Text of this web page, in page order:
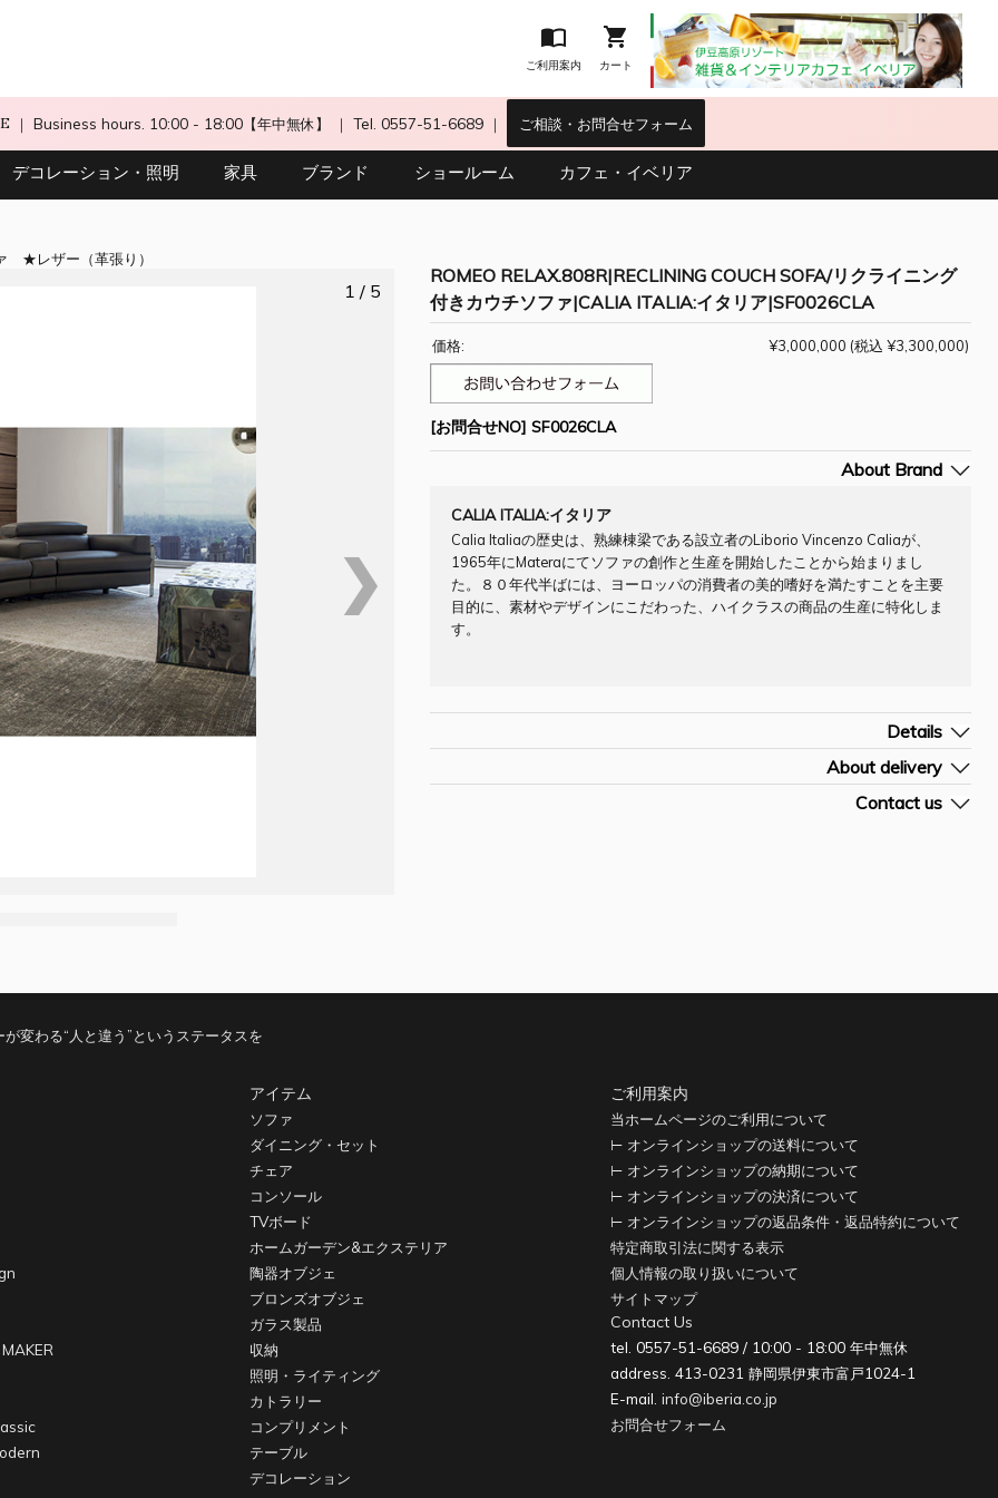

ご利用案内

カート
｜ Business hours. 10:00 - 18:00【年中無休】 ｜ Tel. 0557-51-6689｜ ご相談・お問合せフォーム
デコレーション・照明 家具 ブランド ショールーム カフェ・イベリア
レザー（革張り）
ROMEO RELAX.808R|RECLINING COUCH SOFA/リクライニング
付きカウチソファ|CALIA ITALIA:イタリア|SF0026CLA
価格: ¥3,000,000 (税込 ¥3,300,000)
1 / 5
❯
[お問合せNO] SF0026CLA
About Brand
CALIA ITALIA:イタリア
Calia Italiaの歴史は、熟練棟梁である設立者のLiborio Vincenzo Caliaが、
1965年にMateraにてソファの創作と生産を開始したことから始まりまし
た。８０年代半ばには、ヨーロッパの消費者の美的嗜好を満たすことを主要
目的に、素材やデザインにこだわった、ハイクラスの商品の生産に特化しま
す。
Details
[原産国] イタリア
About delivery
Contact us
変わる“人と違う”というステータスを
アイテム
ソファ
ダイニング・セット
チェア
コンソール
TVボード
ホームガーデン&エクステリア
陶器オブジェ
ブロンズオブジェ
ガラス製品
収納
照明・ライティング
カトラリー
コンプリメント
テーブル
デコレーション
ご利用案内
当ホームページのご利用について
⊢ オンラインショップの送料について
⊢ オンラインショップの納期について
⊢ オンラインショップの決済について
⊢ オンラインショップの返品条件・返品特約について
特定商取引法に関する表示
個人情報の取り扱いについて
サイトマップ
Contact Us
tel. 0557-51-6689 / 10:00 - 18:00 年中無休
address. 413-0231 静岡県伊東市富戸1024-1
E-mail.info@iberia.co.jp
お問合せフォーム